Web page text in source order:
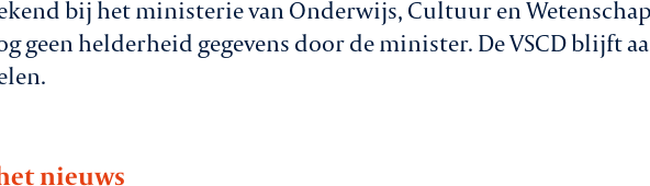
bij het ministerie van Onderwijs, Cultuur en
geen helderheid gegevens door de minister. De VSCD blijft
nieuws